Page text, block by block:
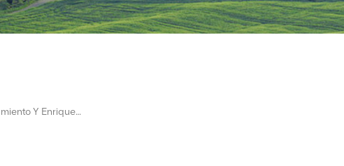
La Importancia Del Pretratamiento Y Enriquecimiento Del Mineral